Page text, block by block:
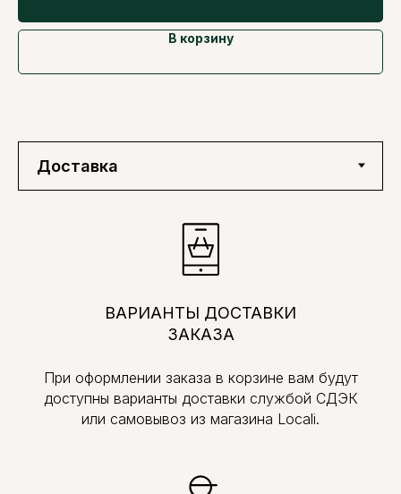
В корзину
ВАРИАНТЫ ДОСТАВКИ
ЗАКАЗА
При оформлении заказа в корзине вам будут
доступны варианты доставки службой СДЭК
или самовывоз из магазина Locali.